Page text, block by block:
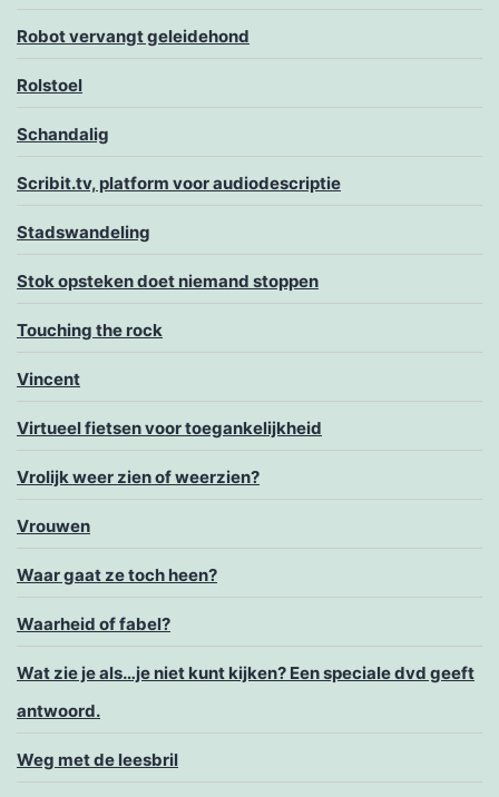
Robot vervangt geleidehond
Rolstoel
Schandalig
Scribit.tv, platform voor audiodescriptie
Stadswandeling
Stok opsteken doet niemand stoppen
Touching the rock
Vincent
Virtueel fietsen voor toegankelijkheid
Vrolijk weer zien of weerzien?
Vrouwen
Waar gaat ze toch heen?
Waarheid of fabel?
Wat zie je als…je niet kunt kijken? Een speciale dvd geeft
antwoord.
Weg met de leesbril